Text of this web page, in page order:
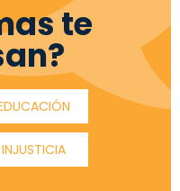
te
INJUSTICIA